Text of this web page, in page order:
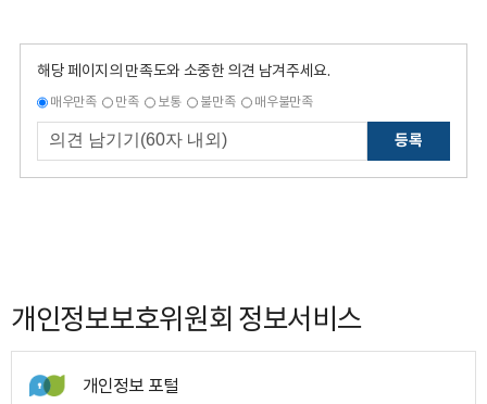
해당 페이지의 만족도와 소중한 의견 남겨주세요.
매우만족 만족 보통 불만족 매우불만족
등록
개인정보보호위원회 정보서비스
개인정보 포털